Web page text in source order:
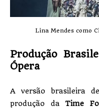
Lina Mendes como
Produção
Ópera
A versão brasileira de
produção da Time